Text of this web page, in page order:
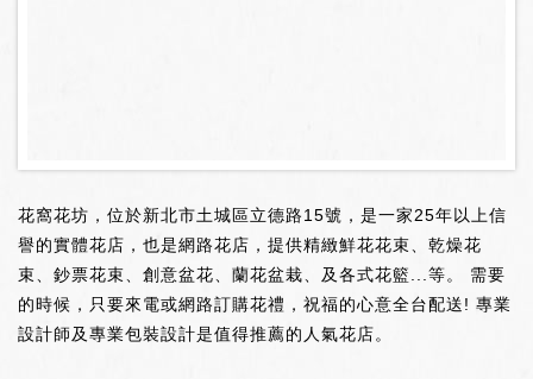
花窩花坊，位於新北市土城區立德路15號，是一家25年以上信
譽的實體花店，也是網路花店，提供精緻鮮花花束、乾燥花
束、鈔票花束、創意盆花、蘭花盆栽、及各式花籃...等。 需要
的時候，只要來電或網路訂購花禮，祝福的心意全台配送! 專業
設計師及專業包裝設計是值得推薦的人氣花店。